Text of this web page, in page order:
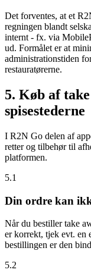
Det forventes, at et
regningen blandt
internt - fx. via
ud. Formålet er at
administrationstiden
restauratørerne.
5. Køb af
spisestederne
I R2N Go delen af
retter og tilbehør til
platformen.
5.1
Din ordre kan
Når du bestiller take
er korrekt, tjek evt. en
bestillingen er den
5.2